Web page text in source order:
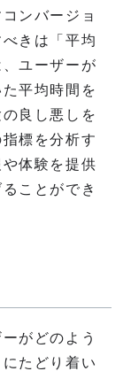
ンバージョ
きは「平均
ユーザーが
平均時間を
良し悪しを
標を分析す
体験を提供
ことができ
がどのよう
たどり着い